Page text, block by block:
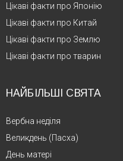
Цікаві факти про Японію
Цікаві факти про Китай
Цікаві факти про Землю
Цікаві факти про тварин
НАЙБІЛЬШІ СВЯТА
Вербна неділя
Великдень (Пасха)
День матері